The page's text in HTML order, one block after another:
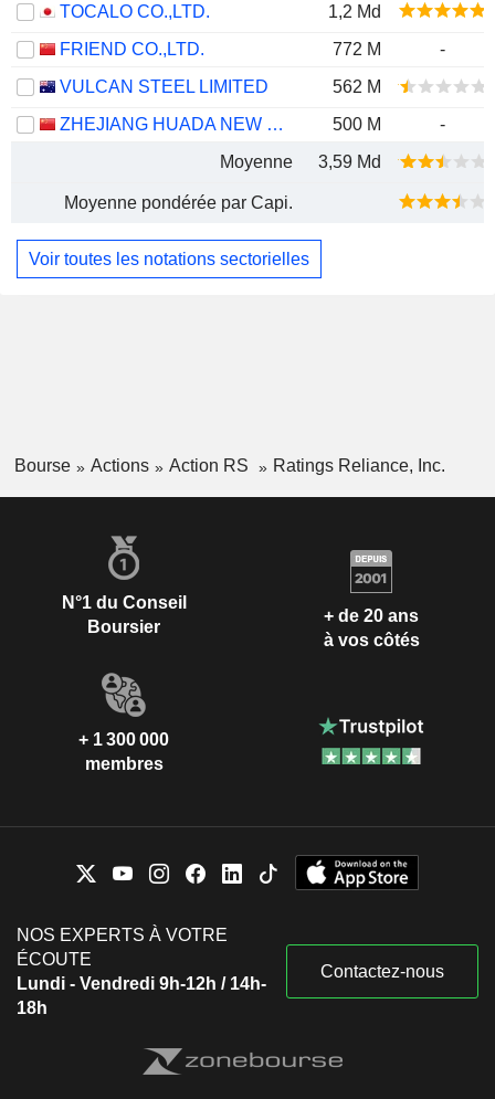
TOCALO CO.,LTD.
1,2 Md
FRIEND CO.,LTD.
772 M
-
VULCAN STEEL LIMITED
562 M
ZHEJIANG HUADA NEW MATERIALS CO., LTD.
500 M
-
Moyenne
3,59 Md
Moyenne pondérée par Capi.
Voir toutes les notations sectorielles
Bourse Actions Action RS Ratings Reliance, Inc.
N°1 du Conseil
Boursier
+ de 20 ans
à vos côtés
+ 1 300 000
membres
NOS EXPERTS À VOTRE
ÉCOUTE
Lundi - Vendredi 9h-12h / 14h-
18h
Contactez-nous